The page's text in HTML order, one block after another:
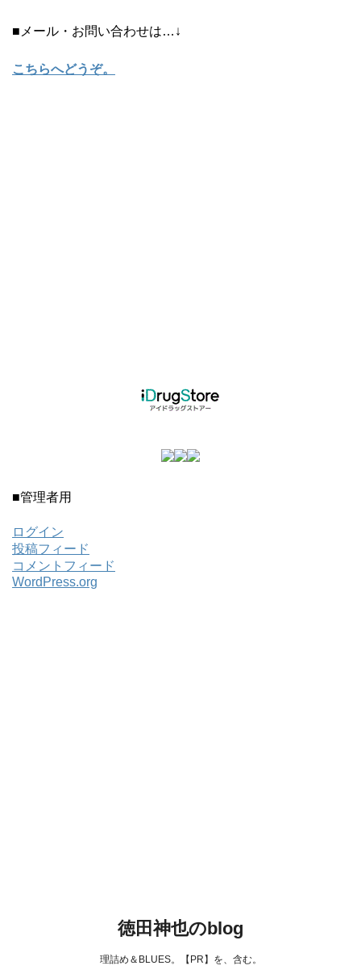
■メール・お問い合わせは…↓
こちらへどうぞ。
■管理者用
ログイン
投稿フィード
コメントフィード
WordPress.org
徳田神也のblog
理詰め＆BLUES。【PR】を、含む。